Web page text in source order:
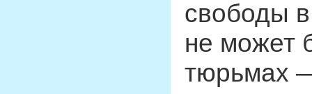
свободы
не может
тюрьмах